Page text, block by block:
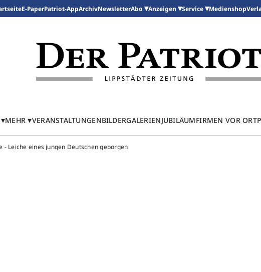
E-PaperPatriot-AppArchivNewsletterAbo Anzeigen Service Medienshop
MEHR VERANSTALTUNGENBILDERGALERIENJUBILÄUMFIRMEN VOR ORT
- Leiche eines jungen Deutschen geborgen